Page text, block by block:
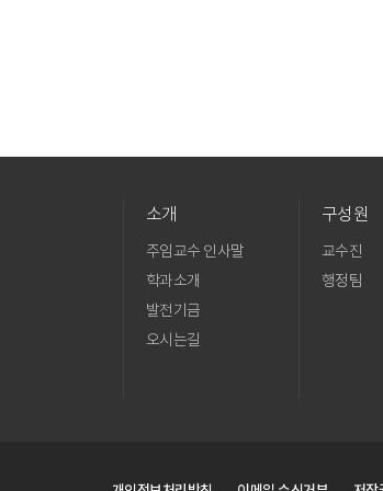
소개
주임교수 인사말
학과소개
발전기금
오시는길
구성원
교수진
행정팀